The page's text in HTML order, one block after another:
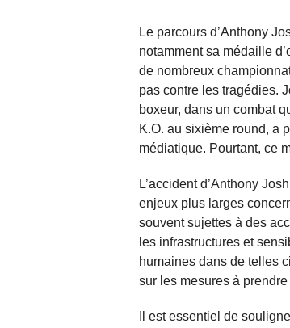
Le parcours d’Anthony
notamment sa médaille
de nombreux
pas contre les tragédies.
boxeur, dans un combat
K.O. au sixième round, a
médiatique. Pourtant, ce
L’accident d’Anthony
enjeux plus larges
souvent sujettes à des
les infrastructures et
humaines dans de telles
sur les mesures à
Il est essentiel de